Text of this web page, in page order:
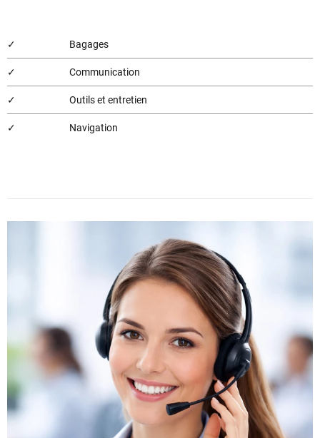
✓ Bagages
✓ Communication
✓ Outils et entretien
✓ Navigation